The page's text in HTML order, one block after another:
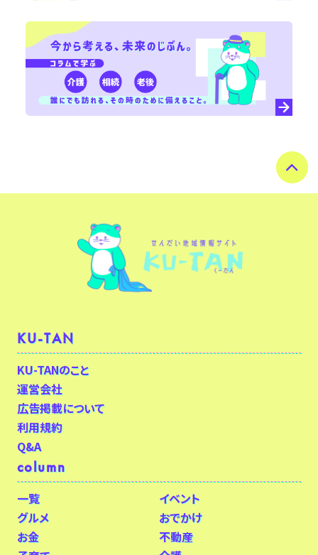
KU-TAN
KU-TANのこと
運営会社
広告掲載について
利用規約
Q&A
column
一覧
イベント
グルメ
おでかけ
お金
不動産